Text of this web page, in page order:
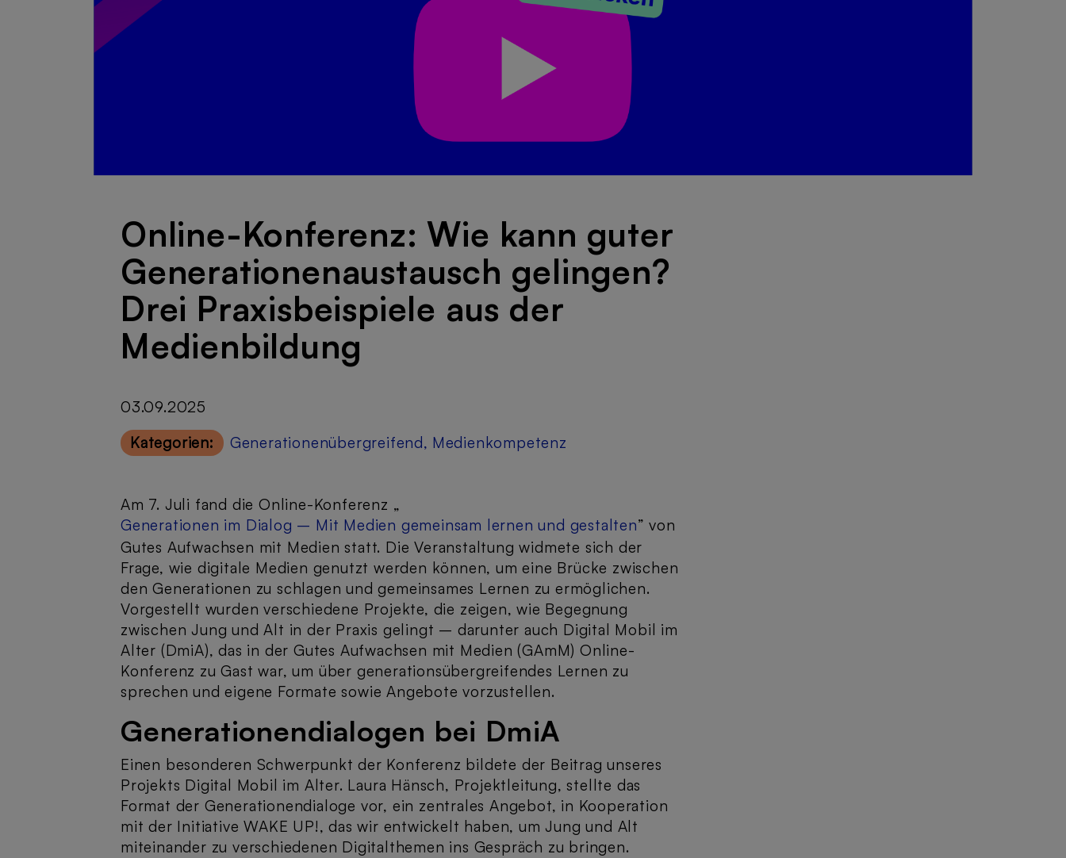
Online-Konferenz: Wie kann guter
Generationenaustausch gelingen?
Drei Praxisbeispiele aus der
Medienbildung
03.09.2025
Kategorien:
Generationenübergreifend, Medienkompetenz
Am 7. Juli fand die Online-Konferenz „
Generationen im Dialog – Mit Medien gemeinsam lernen und gestalten” von
Gutes Aufwachsen mit Medien statt. Die Veranstaltung widmete sich der
Frage, wie digitale Medien genutzt werden können, um eine Brücke zwischen
den Generationen zu schlagen und gemeinsames Lernen zu ermöglichen.
Vorgestellt wurden verschiedene Projekte, die zeigen, wie Begegnung
zwischen Jung und Alt in der Praxis gelingt – darunter auch Digital Mobil im
Alter (DmiA), das in der Gutes Aufwachsen mit Medien (GAmM) Online-
Konferenz zu Gast war, um über generationsübergreifendes Lernen zu
sprechen und eigene Formate sowie Angebote vorzustellen.
Generationendialogen bei DmiA
Einen besonderen Schwerpunkt der Konferenz bildete der Beitrag unseres
Projekts Digital Mobil im Alter. Laura Hänsch, Projektleitung, stellte das
Format der Generationendialoge vor, ein zentrales Angebot, in Kooperation
mit der Initiative WAKE UP!, das wir entwickelt haben, um Jung und Alt
miteinander zu verschiedenen Digitalthemen ins Gespräch zu bringen.